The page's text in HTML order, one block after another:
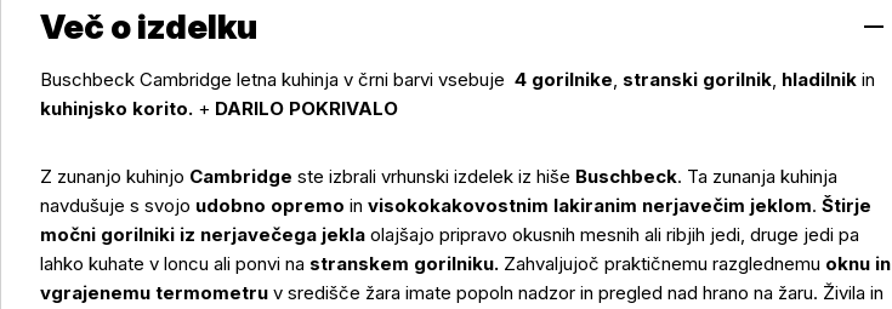
Več o izdelku
Buschbeck Cambridge letna kuhinja v črni barvi vsebuje 4 gorilnike, stranski gorilnik, hladilnik in
kuhinjsko korito. + DARILO POKRIVALO
Z zunanjo kuhinjo Cambridge ste izbrali vrhunski izdelek iz hiše Buschbeck. Ta zunanja kuhinja
navdušuje s svojo udobno opremo in visokokakovostnim lakiranim nerjavečim jeklom. Štirje
močni gorilniki iz nerjavečega jekla olajšajo pripravo okusnih mesnih ali ribjih jedi, druge jedi pa
lahko kuhate v loncu ali ponvi na stranskem gorilniku. Zahvaljujoč praktičnemu razglednemu oknu in
vgrajenemu termometru v središče žara imate popoln nadzor in pregled nad hrano na žaru. Živila in